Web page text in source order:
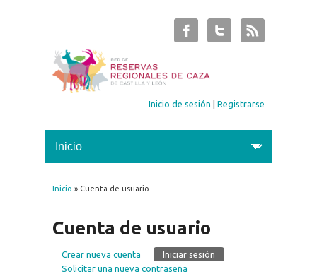
Inicio de sesión |Registrarse
Se encuentra usted aquí
Inicio » Cuenta de usuario
Cuenta de usuario
Solapas principales
Crear nueva cuenta Iniciar sesión
Solicitar una nueva contraseña